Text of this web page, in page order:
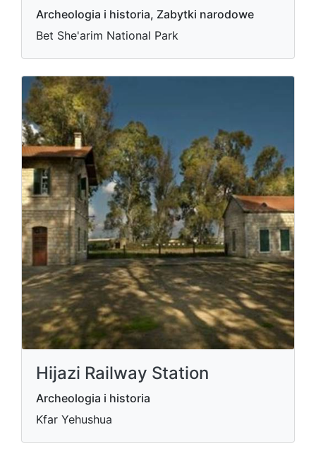
Archeologia i historia, Zabytki narodowe
Bet She'arim National Park
Hijazi Railway Station
Archeologia i historia
Kfar Yehushua